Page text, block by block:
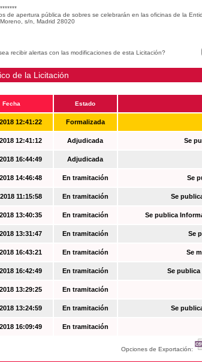
de apertura pública de sobres se celebrarán en las oficinas de la
s/n, Madrid 28020
recibir alertas con las modificaciones de esta Licitación?
de la Licitación
Fecha Estado
12:41:22 Formalizada
12:41:12 Adjudicada Se
16:44:49 Adjudicada
14:46:48 En tramitación Se
11:15:58 En tramitación Se
13:40:35 En tramitación Se publica
13:31:47 En tramitación Se
16:43:21 En tramitación Se
16:42:49 En tramitación Se
13:29:25 En tramitación
13:24:59 En tramitación Se
16:09:49 En tramitación
Opciones de Exportación: